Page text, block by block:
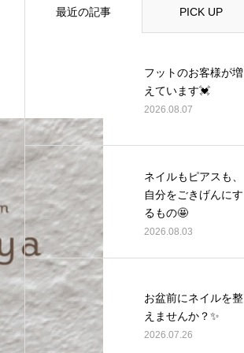
最近の記事 PICK UP
フットのお客様が増
えています💓
2026.08.07
ネイルもピアスも、
自分をごきげんにす
るもの🤩
2026.08.03
お盆前にネイルを整
えませんか？✨
2026.07.26